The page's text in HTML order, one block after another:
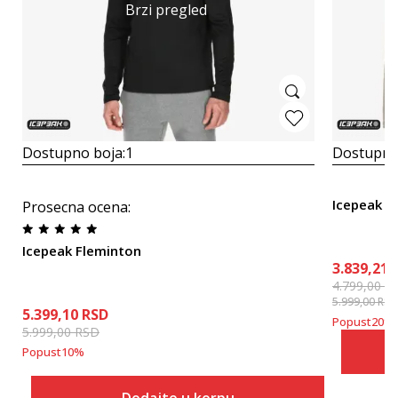
Brzi pregled
Dostupno boja:1
Prosecna ocena:
Icepeak Fleminton
5.399,10 RSD
5.999,00RSD
Popust10%
Icepeak
3.839,21
4.799,00
5.999,00RSD
Popust20%